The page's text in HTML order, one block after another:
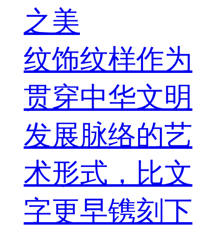
之美
纹饰纹样作为
贯穿中华文明
发展脉络的艺
术形式，比文
字更早镌刻下